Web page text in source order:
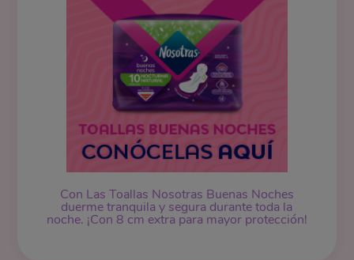
Con Las Toallas Nosotras Buenas Noches
duerme tranquila y segura durante toda la
noche. ¡Con 8 cm extra para mayor protección!